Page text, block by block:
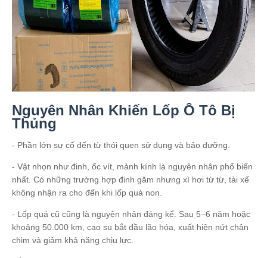
Nguyên Nhân Khiến Lốp Ô Tô Bị
Thủng
- Phần lớn sự cố đến từ thói quen sử dụng và bảo dưỡng.
- Vật nhọn như đinh, ốc vít, mảnh kính là nguyên nhân phổ biến
nhất. Có những trường hợp đinh găm nhưng xì hơi từ từ, tài xế
không nhận ra cho đến khi lốp quá non.
- Lốp quá cũ cũng là nguyên nhân đáng kể. Sau 5–6 năm hoặc
khoảng 50.000 km, cao su bắt đầu lão hóa, xuất hiện nứt chân
chim và giảm khả năng chịu lực.